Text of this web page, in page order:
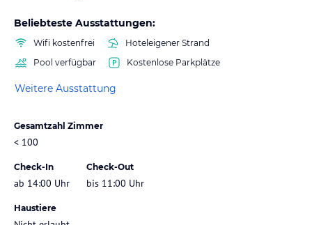
Beliebteste Ausstattungen:
Wifi kostenfrei
Hoteleigener Strand
Pool verfügbar
Kostenlose Parkplätze
Weitere Ausstattung
Gesamtzahl Zimmer
< 100
Check-In
ab 14:00 Uhr
Check-Out
bis 11:00 Uhr
Haustiere